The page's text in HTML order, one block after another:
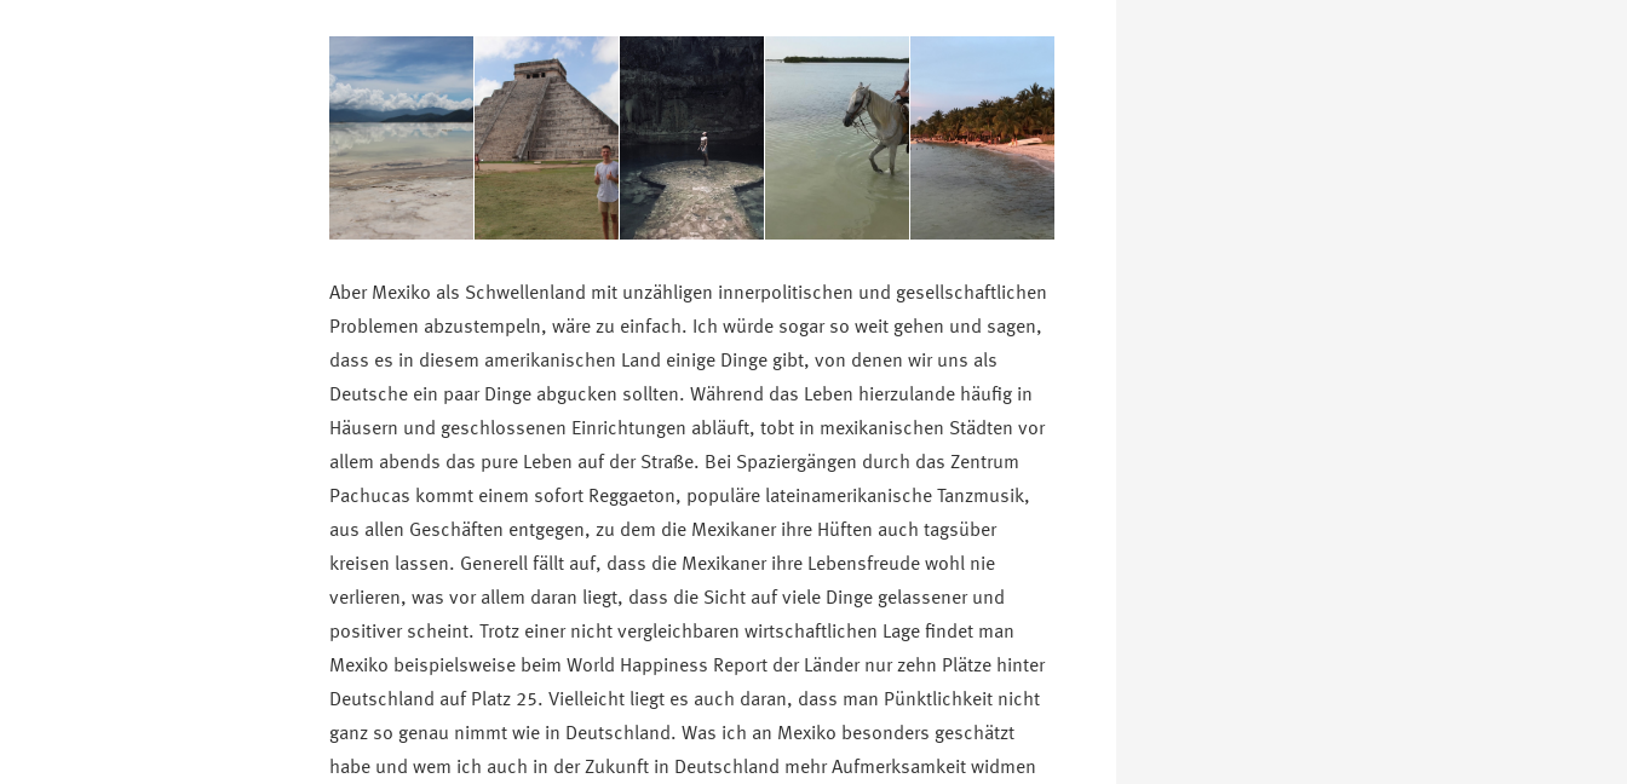
Aber Mexiko als Schwellenland mit unzähligen innerpolitischen und gesellschaftlichen
Problemen abzustempeln, wäre zu einfach. Ich würde sogar so weit gehen und sagen,
dass es in diesem amerikanischen Land einige Dinge gibt, von denen wir uns als
Deutsche ein paar Dinge abgucken sollten. Während das Leben hierzulande häufig in
Häusern und geschlossenen Einrichtungen abläuft, tobt in mexikanischen Städten vor
allem abends das pure Leben auf der Straße. Bei Spaziergängen durch das Zentrum
Pachucas kommt einem sofort Reggaeton, populäre lateinamerikanische Tanzmusik,
aus allen Geschäften entgegen, zu dem die Mexikaner ihre Hüften auch tagsüber
kreisen lassen. Generell fällt auf, dass die Mexikaner ihre Lebensfreude wohl nie
verlieren, was vor allem daran liegt, dass die Sicht auf viele Dinge gelassener und
positiver scheint. Trotz einer nicht vergleichbaren wirtschaftlichen Lage findet man
Mexiko beispielsweise beim World Happiness Report der Länder nur zehn Plätze hinter
Deutschland auf Platz 25. Vielleicht liegt es auch daran, dass man Pünktlichkeit nicht
ganz so genau nimmt wie in Deutschland. Was ich an Mexiko besonders geschätzt
habe und wem ich auch in der Zukunft in Deutschland mehr Aufmerksamkeit widmen